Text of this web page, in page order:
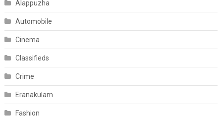
Alappuzha
Automobile
Cinema
Classifieds
Crime
Eranakulam
Fashion